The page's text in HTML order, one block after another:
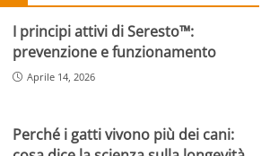
I principi attivi di Seresto™:
prevenzione e funzionamento
Aprile 14, 2026
Perché i gatti vivono più dei cani: